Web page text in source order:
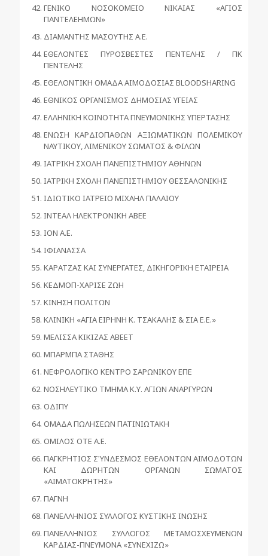
ΓΕΝΙΚΟ ΝΟΣΟΚΟΜΕΙΟ ΝΙΚΑΙΑΣ «ΑΓΙΟΣ
ΠΑΝΤΕΛΕΗΜΩΝ»
ΔΙΑΜΑΝΤΗΣ ΜΑΣΟΥΤΗΣ Α.Ε.
ΕΘΕΛΟΝΤΕΣ ΠΥΡΟΣΒΕΣΤΕΣ ΠΕΝΤΕΛΗΣ / ΠΚ
ΠΕΝΤΕΛΗΣ
ΕΘΕΛΟΝΤΙΚΗ ΟΜΑΔΑ ΑΙΜΟΔΟΣΙΑΣ BLOODSHARING
ΕΘΝΙΚΟΣ ΟΡΓΑΝΙΣΜΟΣ ΔΗΜΟΣΙΑΣ ΥΓΕΙΑΣ
ΕΛΛΗΝΙΚΗ ΚΟΙΝΟΤΗΤΑ ΠΝΕΥΜΟΝΙΚΗΣ ΥΠΕΡΤΑΣΗΣ
ΕΝΩΣΗ ΚΑΡΔΙΟΠΑΘΩΝ ΑΞΙΩΜΑΤΙΚΩΝ ΠΟΛΕΜΙΚΟΥ
ΝΑΥΤΙΚΟΥ, ΛΙΜΕΝΙΚΟΥ ΣΩΜΑΤΟΣ & ΦΙΛΩΝ
ΙΑΤΡΙΚΗ ΣΧΟΛΗ ΠΑΝΕΠΙΣΤΗΜΙΟΥ ΑΘΗΝΩΝ
ΙΑΤΡΙΚΗ ΣΧΟΛΗ ΠΑΝΕΠΙΣΤΗΜΙΟΥ ΘΕΣΣΑΛΟΝΙΚΗΣ
ΙΔΙΩΤΙΚΟ ΙΑΤΡΕΙΟ ΜΙΧΑΗΛ ΠΑΛΑΙΟΥ
ΙΝΤΕΑΛ ΗΛΕΚΤΡΟΝΙΚΗ ΑΒΕΕ
ΙΟΝ Α.Ε.
ΙΦΙΑΝΑΣΣΑ
ΚΑΡΑΤΖΑΣ ΚΑΙ ΣΥΝΕΡΓΑΤΕΣ, ΔΙΚΗΓΟΡΙΚΗ ΕΤΑΙΡΕΙΑ
ΚΕΔΜΟΠ-ΧΑΡΙΣΕ ΖΩΗ
ΚΙΝΗΣΗ ΠΟΛΙΤΩΝ
ΚΛΙΝΙΚΗ «ΑΓΙΑ ΕΙΡΗΝΗ Κ. ΤΣΑΚΑΛΗΣ & ΣΙΑ Ε.Ε.»
ΜΕΛΙΣΣΑ ΚΙΚΙΖΑΣ ΑΒΕΕΤ
ΜΠΑΡΜΠΑ ΣΤΑΘΗΣ
ΝΕΦΡΟΛΟΓΙΚΟ ΚΕΝΤΡΟ ΣΑΡΩΝΙΚΟΥ ΕΠΕ
ΝΟΣΗΛΕΥΤΙΚΟ ΤΜΗΜΑ Κ.Υ. ΑΓΙΩΝ ΑΝΑΡΓΥΡΩΝ
ΟΔΙΠΥ
ΟΜΑΔΑ ΠΩΛΗΣΕΩΝ ΠΑΤΙΝΙΩΤΑΚΗ
ΟΜΙΛΟΣ ΟΤΕ Α.Ε.
ΠΑΓΚΡΗΤΙΟΣ ΣΎΝΔΕΣΜΟΣ ΕΘΕΛΟΝΤΩΝ ΑΙΜΟΔΟΤΩΝ
ΚΑΙ ΔΩΡΗΤΩΝ ΟΡΓΑΝΩΝ ΣΩΜΑΤΟΣ
«ΑΙΜΑΤΟΚΡΗΤΗΣ»
ΠΑΓΝΗ
ΠΑΝΕΛΛΗΝΙΟΣ ΣΥΛΛΟΓΟΣ ΚΥΣΤΙΚΗΣ ΙΝΩΣΗΣ
ΠΑΝΕΛΛΗΝΙΟΣ ΣΥΛΛΟΓΟΣ ΜΕΤΑΜΟΣΧΕΥΜΕΝΩΝ
ΚΑΡΔΙΑΣ-ΠΝΕΥΜΟΝΑ «ΣΥΝΕΧΙΖΩ»